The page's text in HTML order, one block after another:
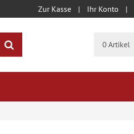
Zur Kasse Ihr Konto
0 Artikel